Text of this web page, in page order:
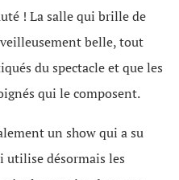
! La salle qui brille de
belle, tout
du spectacle et que les
qui le composent.
un show qui a su
utilise désormais les